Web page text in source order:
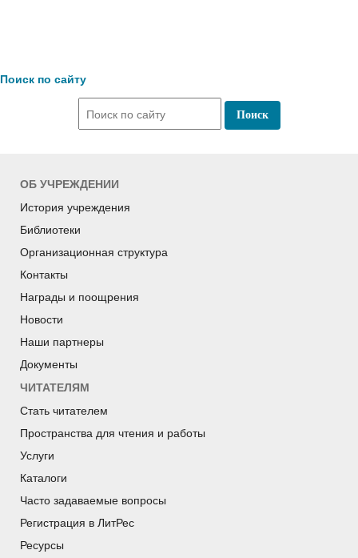
Поиск по сайту
ОБ УЧРЕЖДЕНИИ
История учреждения
Библиотеки
Организационная структура
Контакты
Награды и поощрения
Новости
Наши партнеры
Документы
ЧИТАТЕЛЯМ
Стать читателем
Пространства для чтения и работы
Услуги
Каталоги
Часто задаваемые вопросы
Регистрация в ЛитРес
Ресурсы